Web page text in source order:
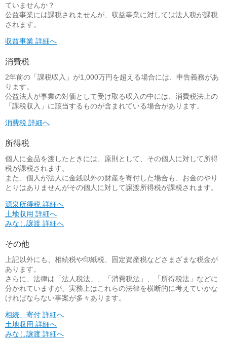
ていませんか？
公益事業には課税されませんが、収益事業に対しては法人税が課税
されます。
収益事業 詳細へ
消費税
2年前の「課税収入」が1,000万円を超える場合には、申告義務があ
ります。
公益法人が事業の対価として受け取る収入の中には、消費税法上の
「課税収入」に該当するものが含まれている場合があります。
消費税 詳細へ
所得税
個人に金品を渡したときには、原則として、その個人に対して所得
税が課税されます。
また、個人が法人に金銭以外の財産を寄付した場合も、お金のやり
とりはありませんがその個人に対して譲渡所得税が課税されます。
源泉所得税 詳細へ
土地収用 詳細へ
みなし譲渡 詳細へ
その他
上記以外にも、相続税や印紙税、固定資産税などさまざまな税金が
あります。
さらに、法律は「法人税法」、「消費税法」、「所得税法」などに
分かれていますが、実務上はこれらの法律を横断的に考えていかな
ければならない事案が多々あります。
相続、寄付 詳細へ
土地収用 詳細へ
みなし譲渡 詳細へ